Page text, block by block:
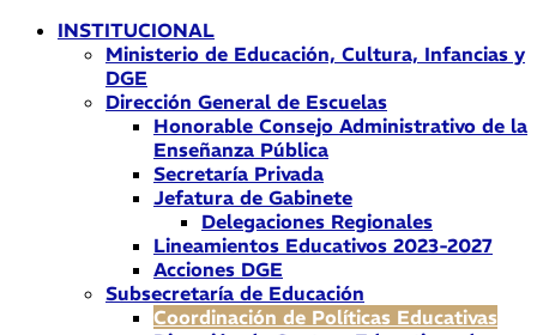
INSTITUCIONAL
Ministerio de Educación, Cultura, Infancias y
DGE
Dirección General de Escuelas
Honorable Consejo Administrativo de la
Enseñanza Pública
Secretaría Privada
Jefatura de Gabinete
Delegaciones Regionales
Lineamientos Educativos 2023-2027
Acciones DGE
Subsecretaría de Educación
Coordinación de Políticas Educativas